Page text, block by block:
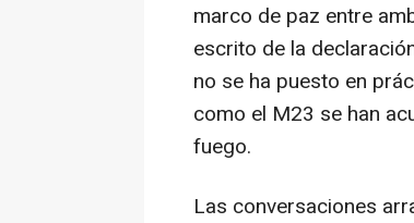
marco de paz entre
escrito de la
no se ha puesto en
como el M23 se han
fuego.
Las conversaciones